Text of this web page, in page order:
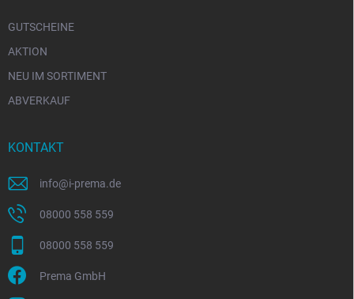
GUTSCHEINE
AKTION
NEU IM SORTIMENT
ABVERKAUF
KONTAKT
info@i-prema.de
08000 558 559
08000 558 559
Prema GmbH